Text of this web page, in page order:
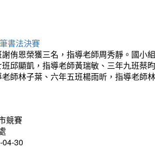
書法決賽
侑恩榮獲三名，指導老師周秀靜。國小
邱顯凱，指導老師黃瑞敏、三年九班蔡
師林子葉、六年五班楊雨昕，指導老師
競賽
30